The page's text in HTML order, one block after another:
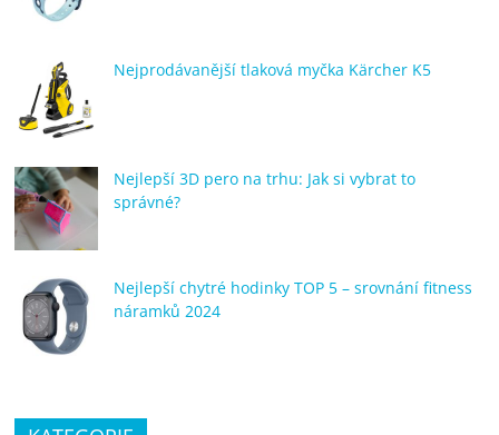
Nejprodávanější tlaková myčka Kärcher K5
Nejlepší 3D pero na trhu: Jak si vybrat to
správné?
Nejlepší chytré hodinky TOP 5 – srovnání fitness
náramků 2024